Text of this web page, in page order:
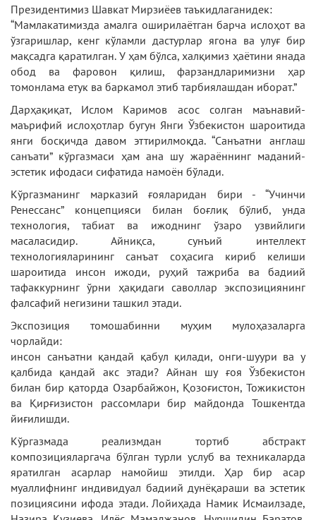
Президентимиз Шавкат Мирзиёев таъкидлаганидек:
“Мамлакатимизда амалга оширилаётган барча ислоҳот ва
ўзгаришлар, кенг кўламли дастурлар ягона ва улуғ бир
мақсадга қаратилган. У ҳам бўлса, халқимиз ҳаётини янада
обод ва фаровон қилиш, фарзандларимизни ҳар
томонлама етук ва баркамол этиб тарбиялашдан иборат.”
Дарҳақиқат, Ислом Каримов асос солган маънавий-
маърифий ислоҳотлар бугун Янги Ўзбекистон шароитида
янги босқичда давом эттирилмоқда. “Санъатни англаш
санъати” кўргазмаси ҳам ана шу жараённинг маданий-
эстетик ифодаси сифатида намоён бўлади.
Кўргазманинг марказий ғояларидан бири - “Учинчи
Ренессанс” концепцияси билан боғлиқ бўлиб, унда
технология, табиат ва ижоднинг ўзаро узвийлиги
масаласидир. Айниқса, сунъий интеллект
технологияларининг санъат соҳасига кириб келиши
шароитида инсон ижоди, руҳий тажриба ва бадиий
тафаккурнинг ўрни ҳақидаги саволлар экспозициянинг
фалсафий негизини ташкил этади.
Экспозиция томошабинни муҳим мулоҳазаларга
чорлайди:
инсон санъатни қандай қабул қилади, онги-шуури ва у
қалбида қандай акс этади? Айнан шу ғоя Ўзбекистон
билан бир қаторда Озарбайжон, Қозоғистон, Тожикистон
ва Қирғизистон рассомлари бир майдонда Тошкентда
йиғилишди.
Кўргазмада реализмдан тортиб абстракт
композицияларгача бўлган турли услуб ва техникаларда
яратилган асарлар намойиш этилди. Ҳар бир асар
муаллифнинг индивидуал бадиий дунёқараши ва эстетик
позициясини ифода этади. Лойиҳада Намик Исмаилзаде,